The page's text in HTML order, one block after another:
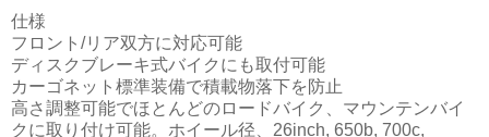
仕様
フロント/リア双方に対応可能
ディスクブレーキ式バイクにも取付可能
カーゴネット標準装備で積載物落下を防止
高さ調整可能でほとんどのロードバイク、マウンテンバイ
クに取り付け可能。ホイール径、26inch, 650b, 700c,